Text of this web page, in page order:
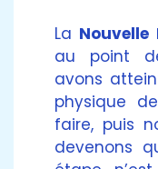
La Nouvelle
au point
avons
physique
faire, puis
devenons